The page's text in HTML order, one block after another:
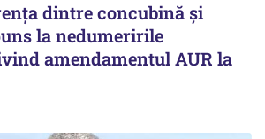
dintre concubină și
la nedumeririle
amendamentul AUR la